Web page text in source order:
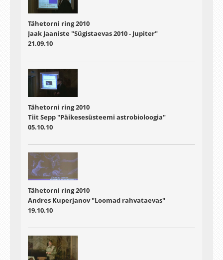
Tähetorni ring 2010
Jaak Jaaniste "Sügistaevas 2010 - Jupiter"
21.09.10
Tähetorni ring 2010
Tiit Sepp "Päikesesüsteemi astrobioloogia"
05.10.10
Tähetorni ring 2010
Andres Kuperjanov "Loomad rahvataevas"
19.10.10